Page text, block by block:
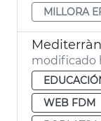
MILLORA
modificado
WEB FDM